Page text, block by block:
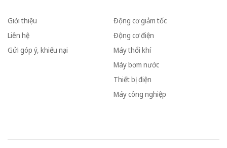
Giới thiệu
Liên hệ
Gửi góp ý, khiếu nại
Động cơ giảm tốc
Động cơ điện
Máy thổi khí
Máy bơm nước
Thiết bị điện
Máy công nghiệp